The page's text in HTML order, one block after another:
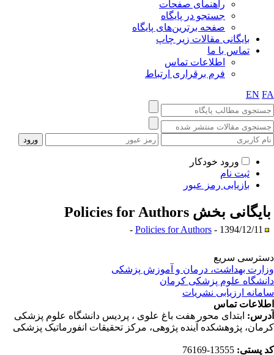
راهنمای صفحات
جستجو در پایگاه
صفحه برترین‌های پایگاه
بایگانی مقالات زیر چاپ
تماس با ما
اطلاعات تماس
فرم برقراری ارتباط
EN
ورود خودکار
ثبت نام
بازیابی رمز عبور
بخشPolicies for Authors
Policies for Authors - 1394/12/11 -
سریع
بهداشت، درمان و آموزش پزشکی
علوم پزشکی کرمان
ارزیابی نشریات
تماس
ابتدای محور هفت باغ علوی ، پردیس دانشگاه علوم پزشکی
پژوهشکده آینده پژوهی، مرکز تحقیقات انفورماتیک پزشکی
پستی: 13555-76169